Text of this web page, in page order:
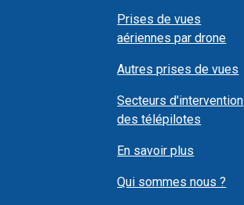
Prises de vues
aériennes par drone
Autres prises de vues
Secteurs d'intervention
des télépilotes
En savoir plus
Qui sommes nous ?